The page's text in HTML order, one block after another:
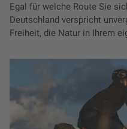
Egal für welche Route Sie
Deutschland verspricht
Freiheit, die Natur in Ihrem